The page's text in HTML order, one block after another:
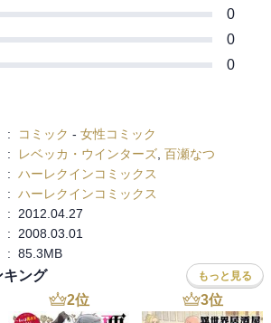
0
0
0
: コミック - 女性コミック
: レベッカ・ウインターズ 百瀬なつ
: ハーレクインコミックス
: ハーレクインコミックス
:
2012.04.27
:
2008.03.01
: 85.3MB
キング もっと見る
2位 3位